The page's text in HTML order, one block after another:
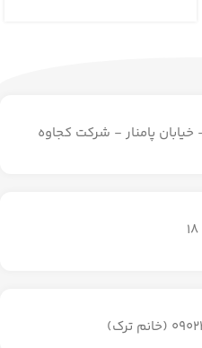
خیابان پامنار - شرکت کجاوه